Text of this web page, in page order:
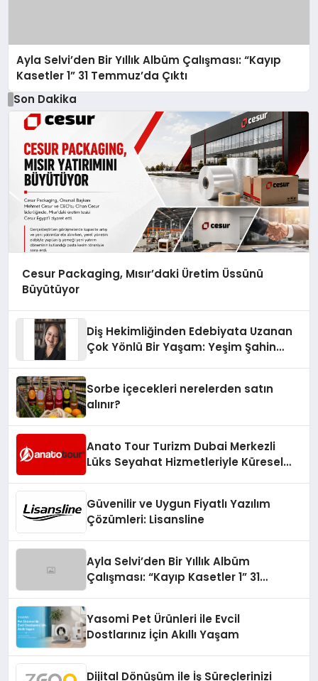
Ayla Selvi’den Bir Yıllık Albüm Çalışması: “Kayıp
Kasetler 1” 31 Temmuz’da Çıktı
Son Dakika
Cesur Packaging, Mısır’daki Üretim Üssünü
Büyütüyor
Diş Hekimliğinden Edebiyata Uzanan
Çok Yönlü Bir Yaşam: Yeşim Şahin
Sorbe içecekleri nerelerden satın
alınır?
Anato Tour Turizm Dubai Merkezli
Lüks Seyahat Hizmetleriyle Küresel
Güvenilir ve Uygun Fiyatlı Yazılım
Çözümleri: Lisansline
Ayla Selvi’den Bir Yıllık Albüm
Çalışması: “Kayıp Kasetler 1” 31
Yasomi Pet Ürünleri ile Evcil
Dostlarınız İçin Akıllı Yaşam
Dijital Dönüşüm ile İş Süreçlerinizi